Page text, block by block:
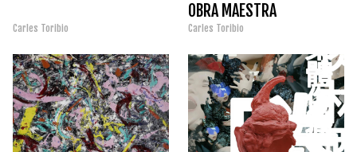
Carles Toribio
OBRA MAESTRA
Carles Toribio